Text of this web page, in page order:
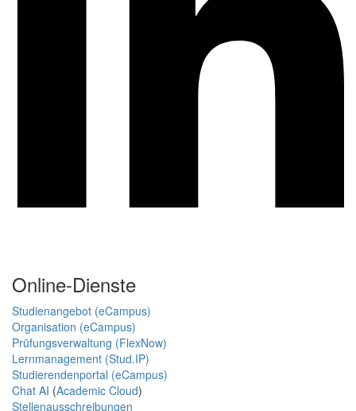
Online-Dienste
Studienangebot (eCampus)
Organisation (eCampus)
Prüfungsverwaltung (FlexNow)
Lernmanagement (Stud.IP)
Studierendenportal (eCampus)
Chat AI (Academic Cloud)
Stellenausschreibungen